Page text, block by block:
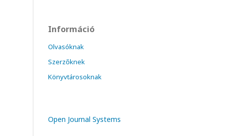
Információ
Olvasóknak
Szerzőknek
Könyvtárosoknak
Open Journal Systems